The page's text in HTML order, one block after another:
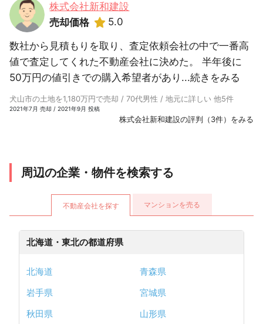
株式会社新和建設
売却価格
5.0
数社から見積もりを取り、査定依頼会社の中で一番高
値で査定してくれた不動産会社に決めた。 半年後に
50万円の値引きでの購入希望者があり...続きをみる
犬山市の土地を1,180万円で売却 / 70代男性 / 地元に詳しい 他5件
2021年7月 売却 / 2021年9月 投稿
株式会社新和建設の評判（3件）をみる
周辺の企業・物件を検索する
不動産会社を探す マンションを売る
北海道・東北の都道府県
北海道
青森県
岩手県
宮城県
秋田県
山形県